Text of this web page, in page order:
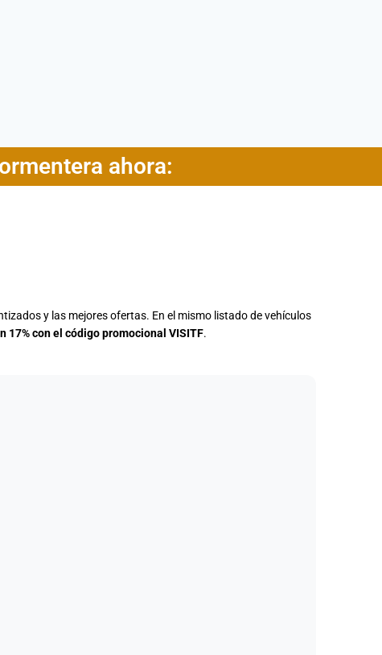
ahora:
y las mejores ofertas. En el mismo listado de vehículos
17% con el código promocional VISITF.